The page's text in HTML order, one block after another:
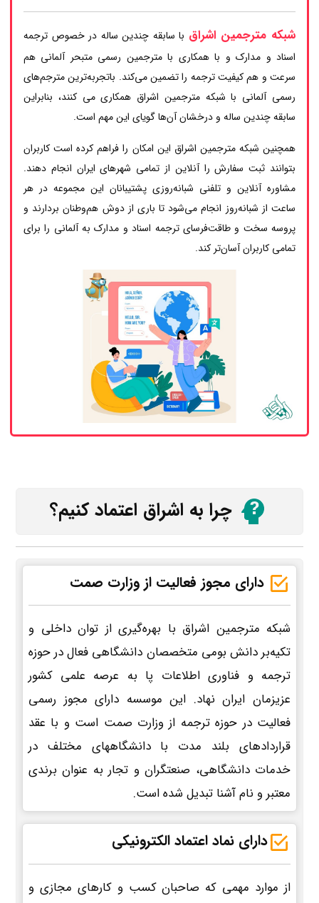
شبکه مترجمین اشراق با سابقه چندین ساله در خصوص ترجمه
اسناد و مدارک و با همکاری با مترجمین رسمی متبحر آلمانی هم
سرعت و هم کیفیت ترجمه را تضمین می‌کند. باتجربه‌ترین مترجم‌های
رسمی آلمانی با شبکه مترجمین اشراق همکاری می کنند، بنابراین
سابقه چندین ساله و درخشان آن‌ها گویای این مهم است.
همچنین شبکه مترجمین اشراق این امکان را فراهم کرده است کاربران
بتوانند ثبت سفارش را آنلاین از تمامی شهرهای ایران انجام دهند.
مشاوره آنلاین و تلفنی شبانه‌روزی پشتیبانان این مجموعه در هر
ساعت از شبانه‌روز انجام می‌شود تا باری از دوش هم‌وطنان بردارند و
پروسه سخت و طاقت‌فرسای ترجمه اسناد و مدارک به آلمانی را برای
تمامی کاربران آسان‌تر کند.
چرا به اشراق اعتماد کنیم؟
دارای مجوز فعالیت از وزارت صمت
شبکه مترجمین اشراق با بهره‌گیری از توان داخلی و
تکیه‌بر دانش بومی متخصصان دانشگاهی فعال در حوزه
ترجمه و فناوری اطلاعات پا به عرصه علمی کشور
عزیزمان ایران نهاد. این موسسه دارای مجوز رسمی
فعالیت در حوزه ترجمه از وزارت صمت است و با عقد
قراردادهای بلند مدت با دانشگاههای مختلف در
خدمات دانشگاهی، صنعتگران و تجار به عنوان برندی
معتبر و نام آشنا تبدیل شده است.
دارای نماد اعتماد الکترونیکی
از موارد مهمی که صاحبان کسب و کارهای مجازی و